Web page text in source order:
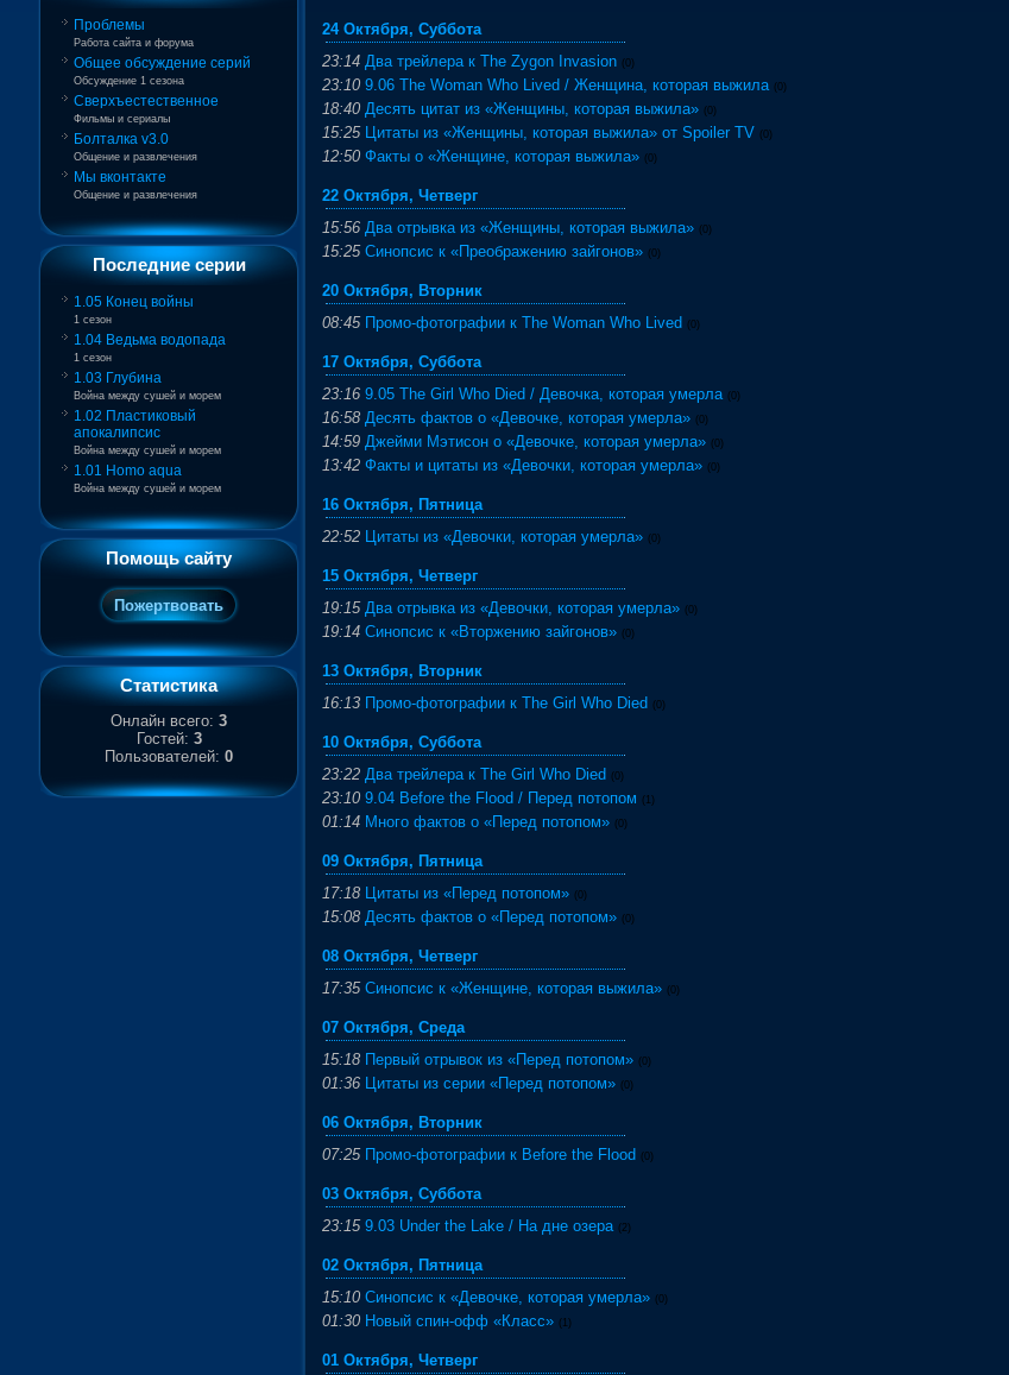
Проблемы
Работа сайта и форума
Общее обсуждение серий
Обсуждение 1 сезона
Сверхъестественное
Фильмы и сериалы
Болталка v3.0
Общение и развлечения
Мы вконтакте
Общение и развлечения
Последние серии
1.05 Конец войны
1 сезон
1.04 Ведьма водопада
1 сезон
1.03 Глубина
Война между сушей и морем
1.02 Пластиковый
апокалипсис
Война между сушей и морем
1.01 Homo aqua
Война между сушей и морем
Помощь сайту
Статистика
Онлайн всего: 3
Гостей: 3
Пользователей: 0
24 Октября, Суббота
23:14 Два трейлера к The Zygon Invasion (0)
23:10 9.06 The Woman Who Lived / Женщина, которая выжила (0)
18:40 Десять цитат из «Женщины, которая выжила» (0)
15:25 Цитаты из «Женщины, которая выжила» от Spoiler TV (0)
12:50 Факты о «Женщине, которая выжила» (0)
22 Октября, Четверг
15:56 Два отрывка из «Женщины, которая выжила» (0)
15:25 Синопсис к «Преображению зайгонов» (0)
20 Октября, Вторник
08:45 Промо-фотографии к The Woman Who Lived (0)
17 Октября, Суббота
23:16 9.05 The Girl Who Died / Девочка, которая умерла (0)
16:58 Десять фактов о «Девочке, которая умерла» (0)
14:59 Джейми Мэтисон о «Девочке, которая умерла» (0)
13:42 Факты и цитаты из «Девочки, которая умерла» (0)
16 Октября, Пятница
22:52 Цитаты из «Девочки, которая умерла» (0)
15 Октября, Четверг
19:15 Два отрывка из «Девочки, которая умерла» (0)
19:14 Синопсис к «Вторжению зайгонов» (0)
13 Октября, Вторник
16:13 Промо-фотографии к The Girl Who Died (0)
10 Октября, Суббота
23:22 Два трейлера к The Girl Who Died (0)
23:10 9.04 Before the Flood / Перед потопом (1)
01:14 Много фактов о «Перед потопом» (0)
09 Октября, Пятница
17:18 Цитаты из «Перед потопом» (0)
15:08 Десять фактов о «Перед потопом» (0)
08 Октября, Четверг
17:35 Синопсис к «Женщине, которая выжила» (0)
07 Октября, Среда
15:18 Первый отрывок из «Перед потопом» (0)
01:36 Цитаты из серии «Перед потопом» (0)
06 Октября, Вторник
07:25 Промо-фотографии к Before the Flood (0)
03 Октября, Суббота
23:15 9.03 Under the Lake / На дне озера (2)
02 Октября, Пятница
15:10 Синопсис к «Девочке, которая умерла» (0)
01:30 Новый спин-офф «Класс» (1)
01 Октября, Четверг